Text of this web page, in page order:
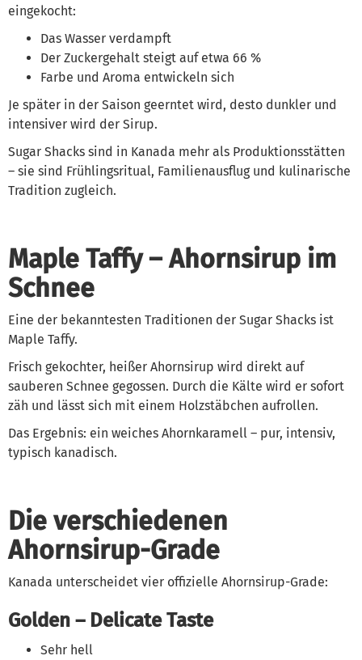
eingekocht:
Das Wasser verdampft
Der Zuckergehalt steigt auf etwa 66 %
Farbe und Aroma entwickeln sich
Je später in der Saison geerntet wird, desto dunkler und
intensiver wird der Sirup.
Sugar Shacks sind in Kanada mehr als Produktionsstätten
– sie sind Frühlingsritual, Familienausflug und kulinarische
Tradition zugleich.
Maple Taffy – Ahornsirup im
Schnee
Eine der bekanntesten Traditionen der Sugar Shacks ist
Maple Taffy.
Frisch gekochter, heißer Ahornsirup wird direkt auf
sauberen Schnee gegossen. Durch die Kälte wird er sofort
zäh und lässt sich mit einem Holzstäbchen aufrollen.
Das Ergebnis: ein weiches Ahornkaramell – pur, intensiv,
typisch kanadisch.
Die verschiedenen
Ahornsirup-Grade
Kanada unterscheidet vier offizielle Ahornsirup-Grade:
Golden – Delicate Taste
Sehr hell